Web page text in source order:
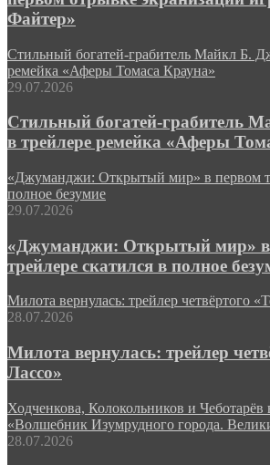
Файтер»
Стильный богатей-грабитель Майкл Б.
ремейка «Аферы Томаса Крауна»
29.07.2026
Стильный богатей-грабитель
в трейлере ремейка «Аферы
«Джуманджи: Открытый мир» в первом
полное безумие
29.07.2026
«Джуманджи: Открытый мир» в
трейлере скатился в полное
Милота вернулась: трейлер четвёртого
28.07.2026
Милота вернулась: трейлер
Лассо»
Ходченкова, Колокольников и Чеботарёв
«Волшебник Изумрудного города.
28.07.2026